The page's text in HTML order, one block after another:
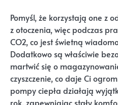
Pomyśl, że korzystają one z
z otoczenia, więc podczas
CO2, co jest świetną
Dodatkowo są właściwie
martwić się o
czyszczenie, co daje Ci
pompy ciepła działają